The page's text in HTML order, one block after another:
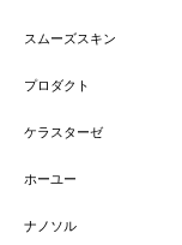
スムーズスキン
プロダクト
ケラスターゼ
ホーユー
ナノソル